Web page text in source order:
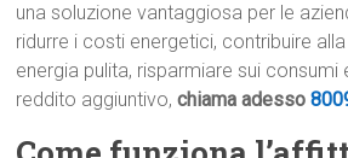
una soluzione vantaggiosa per le
ridurre i costi energetici, contribuire
energia pulita, risparmiare sui consumi
reddito aggiuntivo,chiama adesso